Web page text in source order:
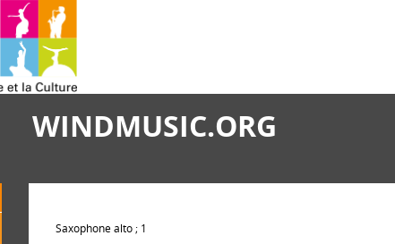
WINDMUSIC.ORG
Saxophone alto ; 1